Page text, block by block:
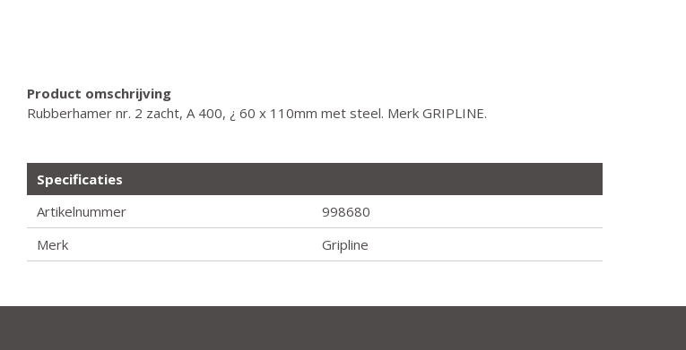
Product omschrijving
Rubberhamer nr. 2 zacht, A 400, ¿ 60 x 110mm met steel. Merk GRIPLINE.
Specificaties
Artikelnummer
998680
Merk
Gripline